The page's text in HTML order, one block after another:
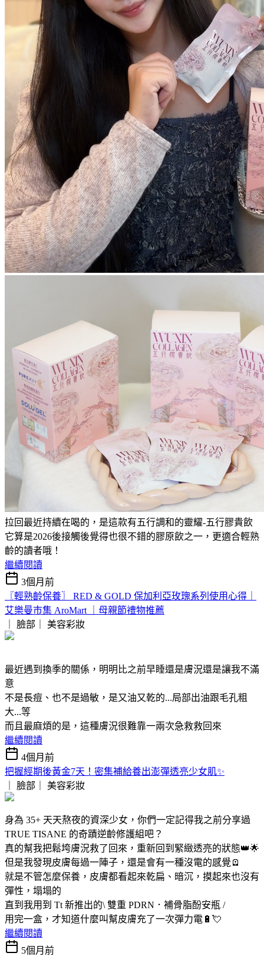
拉回最近持續在喝的，是這款有五行調和的靈耀-五行膠貴飲
它算是2026後接觸後覺得也很不錯的膠原飲之一，更適合輕熟
齡的讀者哦！
繼續閱讀
3個月前
〖輕熟齡保養〗 RED & GOLD 保加利亞玫瑰系列使用心得｜
艾樂曼市集 AroMart ｜母親節禮物推薦
｜ 臉部｜ 美容彩妝
最近遇到換季的關係，明明比之前早睡還是膚況還是讓我不滿
意
不是長痘、也不是過敏，是又油又乾的...局部出油跟毛孔粗
大...等
而且最麻煩的是，這種膚況很難靠一兩次急救救回來
繼續閱讀
4個月前
把握經期後黃金7天！密集補給養出澎彈透亮少女肌✨
｜ 臉部｜ 美容彩妝
身為 35+ 天天熬夜的資深少女，你們一定記得我之前分享過
TRUE TISANE 的奇蹟逆齡修護組吧？
真的幫我把鬆垮膚況救了回來，重新回到緊緻透亮的狀態👑🌟
但是我發現皮膚每過一陣子，還是會有一種沒電的感覺🪫
就是不管怎麼保養，皮膚都看起來乾扁、暗沉，摸起來也沒有
彈性，塌塌的
直到我用到 Tt 新推出的\ 雙重 PDRN．補骨脂酚安瓶 /
用完一盒，才知道什麼叫幫皮膚充了一次彈力電🔋💘
繼續閱讀
5個月前